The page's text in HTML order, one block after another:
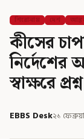
শিরোনাম দেশ
কীসের
নির্দেশের
স্বাক্ষরে প্রশ্ন
EBBS Desk২১